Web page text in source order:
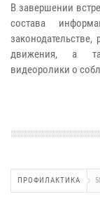
В завершении
состава
движения, а
видеоролики о
ПРОФИЛАКТИКА